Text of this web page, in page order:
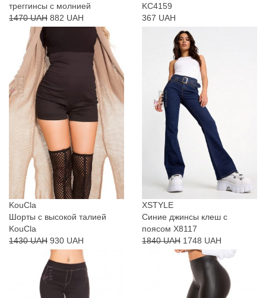
треггинсы с молнией
1470 UAH 882 UAH
KC4159
367 UAH
KouCla
Шорты с высокой талией
KouCla
1430 UAH 930 UAH
XSTYLE
Синие джинсы клеш с
поясом X8117
1840 UAH 1748 UAH